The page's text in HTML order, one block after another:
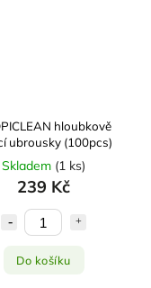
hloubkově
ubrousky (100pcs)
Skladem (1 ks)
239 Kč
Do košíku